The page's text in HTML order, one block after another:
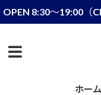
OPEN 8:30～19:00（
ホーム